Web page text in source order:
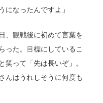
になったんですよ」
、観戦後に初めて言葉を
った。目標にしているこ
笑って「先は長いぞ」。
んはうれしそうに何度も